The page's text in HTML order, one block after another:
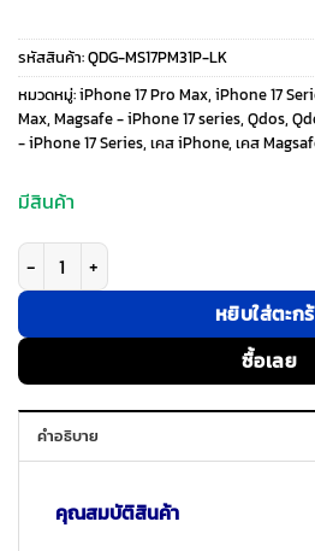
price
was:
990 ฿.
price
is:
590
รหัสสินค้า:QDG-MS17PM31P-LK
หมวดหมู่:iPhone 17 Pro Max, iPhone 17
Max, Magsafe - iPhone 17 series, Qdos,
- iPhone 17 Series, เคส iPhone, เคส
มีสินค้า
จำนวน QDOS รุ่น Touch with Snap - เคส
หยิบใส่ตะก
ซื้อเลย
คำอธิบาย
คุณสมบัติสินค้า